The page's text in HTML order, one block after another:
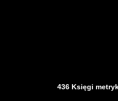
436 Księgi